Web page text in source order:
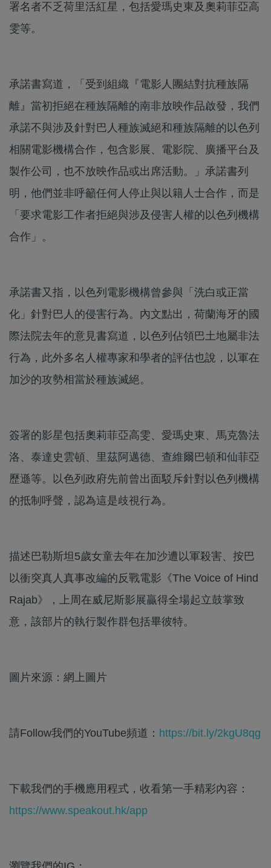
署名者不乏荷里活紅星，包括愛瑪史東及奧莉菲亞高
雯等。
承諾書寫道，「受到組織『電影人團結對抗種族隔
離』當初拒絕在種族隔離的南非放映作品啟發，我們
承諾不與涉及針對巴人種族滅絕和種族隔離的以色列
相關電影機構合作，包含影展、電影院、廣播平台及
製作公司，也不放映作品或出席活動。」承諾書列
明，他們並非呼籲任何人停止與以籍人士合作，而是
「要求電影工作者拒絕與涉及侵害人權的以色列機構
合作」。
承諾書又指，以色列電影機構曾參與「洗白或正當
化」針對巴人的侵害行為。內文點出，荷蘭海牙的國
際法院去年的意見書寫道，以色列佔領巴土地屬非法
行為，此外多名人權專家和學者的評估也說，以軍在
加沙的攻勢相當於種族滅絕。
簽署的影星包括奧莉菲亞高雯、愛瑪史東、馬克魯法
洛、泰達史雲頓、里茲阿邁德、查維爾巴頓和仙菲亞
歷遜等。以色列政府先前曾出面駁斥針對以色列機構
的抵制呼聲，認為這是歧視行為。
描述巴勒斯坦5歲女童去年在加沙遭以軍殺害、按巴
以衝突真人真事改編的反戰電影《The Voice of Hind
Rajab》，上周在威尼斯影展贏得全場起立鼓掌致
意，該部片的執行製作群包括畢彼特。
圖片來源：網上圖片
請Follow我們的YouTube頻道： https://bit.ly/2kgU8qg
下載我們的手機應用程式，收看第一手精彩內容：
https://www.speakout.hk/app